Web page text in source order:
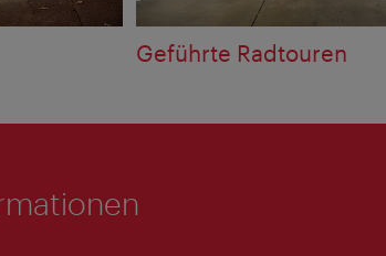
Geführte Radtouren